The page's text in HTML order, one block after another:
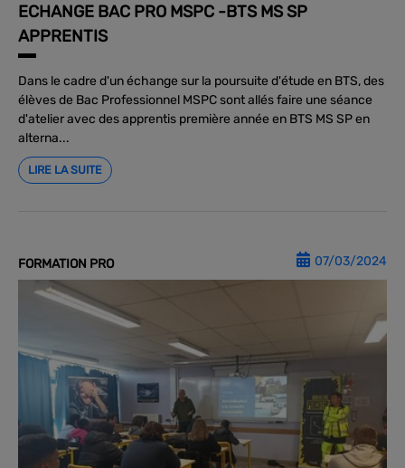
ECHANGE BAC PRO MSPC -BTS MS SP
APPRENTIS
Dans le cadre d'un échange sur la poursuite d'étude en BTS, des
élèves de Bac Professionnel MSPC sont allés faire une séance
d'atelier avec des apprentis première année en BTS MS SP en
alterna...
LIRE LA SUITE
FORMATION PRO 07/03/2024